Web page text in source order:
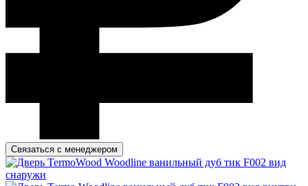
Связаться с менеджером